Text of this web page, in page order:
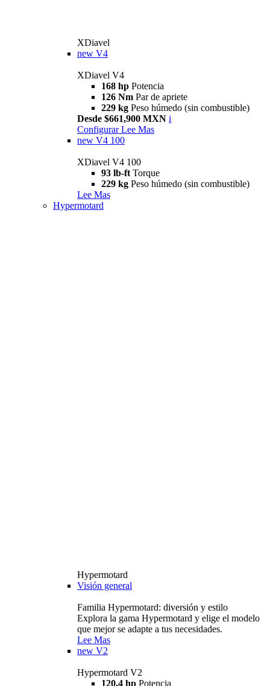
XDiavel
new V4
XDiavel V4
168 hp Potencia
126 Nm Par de apriete
229 kg Peso húmedo (sin combustible)
Desde $661,900 MXN i
Configurar Lee Mas
new V4 100
XDiavel V4 100
93 lb-ft Torque
229 kg Peso húmedo (sin combustible)
Lee Mas
Hypermotard
Hypermotard
Visión general
Familia Hypermotard: diversión y estilo
Explora la gama Hypermotard y elige el modelo
que mejor se adapte a tus necesidades.
Lee Mas
new V2
Hypermotard V2
120,4 hp Potencia